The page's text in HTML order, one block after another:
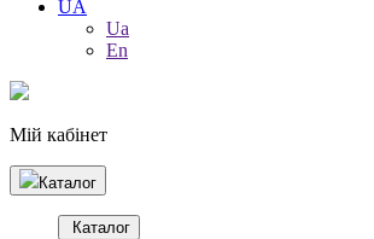
UA
Ua
En
Мій кабінет
Каталог
Каталог